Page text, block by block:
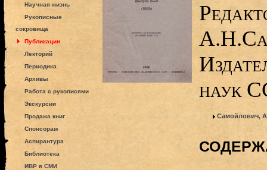
Научная жизнь
Рукописные
сокровища
Публикации
Лекторий
Периодика
Архивы
Работа с рукописями
Экскурсии
Продажа книг
Спонсорам
Аспирантура
Библиотека
ИВР в СМИ
наук
Самойлович,